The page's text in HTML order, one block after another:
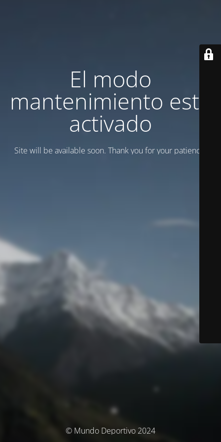
El modo
mantenimiento está
activado
Site will be available soon. Thank you for your patience!
© Mundo Deportivo 2024